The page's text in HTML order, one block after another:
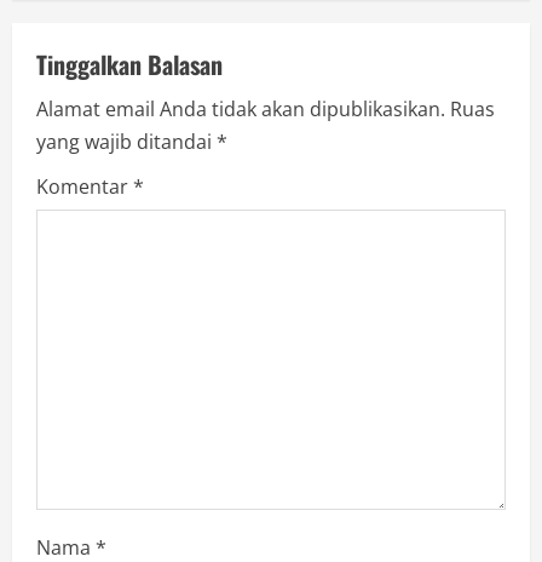
v
i
g
a
Tinggalkan Balasan
Alamat email Anda tidak akan dipublikasikan. Ruas
yang wajib ditandai *
Komentar*
Nama *